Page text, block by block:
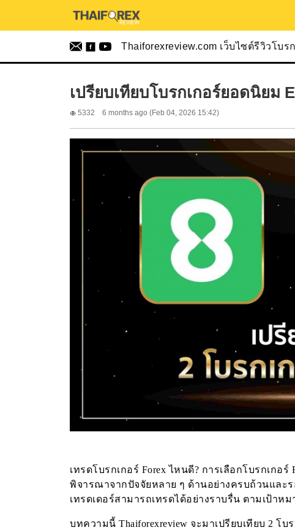
Thaiforexreview.com เว็บไซต์รีวิวโบ
เปรียบเทียบโบรกเกอร์ยอดนิยม
5332 6 months ago (Feb 04, 2026 15:42)
เทรดโบรกเกอร์ Forex ไหนดี? การเลือกโบรกเก
พิจารณาจากปัจจัยหลาย ๆ ด้านอย่างครบถ้วนและ
เทรดเดอร์สามารถเทรดได้อย่างราบรื่น ตามเป้าหม
บทความนี้ Thaiforexreview จะมาเปรียบเทียบ 2 โ